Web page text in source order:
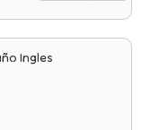
Ingles